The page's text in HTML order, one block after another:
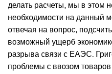
делать расчеты, мы в этом
необходимости на данный
отвечая на вопрос,
возможный ущерб
разрыва связи с ЕАЭС.
проблемы с ввозом